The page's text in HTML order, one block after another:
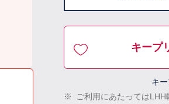
キープ
キ
※
ご利用にあたってはLHH